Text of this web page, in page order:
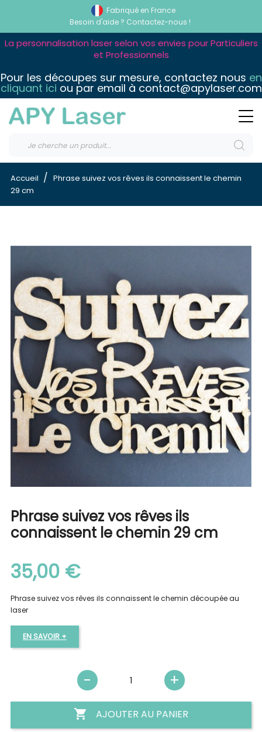
La personnalisation laser selon vos envies pour Particuliers
et Professionnels
Pour les découpes sur mesure, contactez nous en
cliquant ici ou par email à contact@apylaser.com
Fabriqué en France
Besoin d'aide ? Contactez-nous !
Accueil
Phrase suivez vos rêves ils connaissent le chemin
29 cm
Phrase suivez vos rêves ils
connaissent le chemin 29 cm
35,00 €
Phrase suivez vos rêves ils connaissent le chemin découpée au
laser
EN SAVOIR +
 AJOUTER AU PANIER